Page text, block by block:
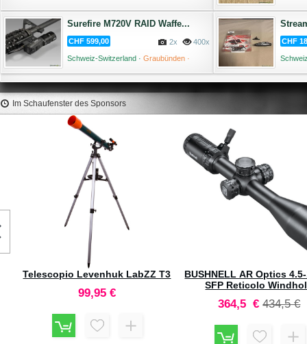
Surefire M720V RAID Waffe...
CHF 599,00 400x
2x
Schweiz-Switzerland · Graubünden ·
CHF
Im Schaufenster des Sponsors
HAWKE Paraluce Dia. 50mm
36,3 €
Torretta 1/10 MRAD